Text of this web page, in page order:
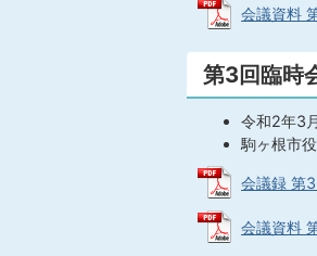
会議資料
第3回臨時
令和2年3
駒ヶ根市
会議録 第
会議資料